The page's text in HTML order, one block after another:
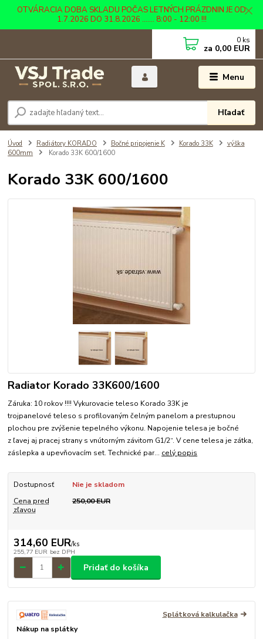
OTVÁRACIA DOBA SKLADU POČAS LETNÝCH PRÁZDNIN JE OD
1.7.2026 DO 31.8.2026 ....... 8:00 - 12:00 !!!
Menu
Hľadať
0 ks
za 0,00 EUR
Úvod Radiátory KORADO Bočné pripojenie K Korado 33K
výška
600mm
Korado 33K 600/1600
Korado 33K 600/1600
Radiator Korado 33K600/1600
Záruka: 10 rokov !!!! Vykurovacie teleso Korado 33K je
trojpanelové teleso s profilovaným čelným panelom a prestupnou
plochou pre zvýšenie tepelného výkonu. Napojenie telesa je bočné
z ľavej aj pracej strany s vnútorným závitom G1/2“. V cene telesa je zátka,
záslepka a upevňovacím set. Technické par... celý popis
Dostupnosť
Nie je skladom
Cena pred
zľavou
250,00 EUR
314,60 EUR/ks
255,77 EUR bez DPH
Pridať do košíka
Splátková kalkulačka
Nákup na splátky